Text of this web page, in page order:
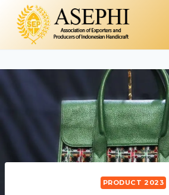
content
PRODUCT 2023